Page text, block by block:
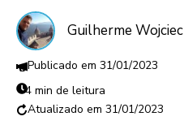
Guilherme
31/01/2023
4 min de leitura
31/01/2023